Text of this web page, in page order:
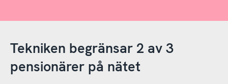
Tekniken begränsar 2 av 3
pensionärer på nätet